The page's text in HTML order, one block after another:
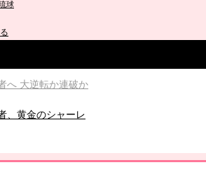
球
へ 大逆転か連破か
、黄金のシャーレ
夢は終わらない